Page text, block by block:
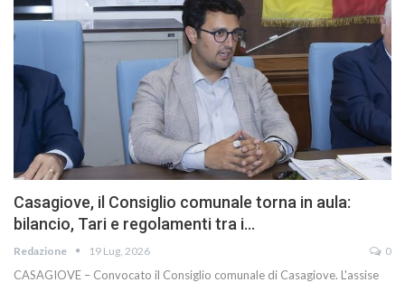
Casagiove, il Consiglio comunale torna in aula:
bilancio, Tari e regolamenti tra i…
Redazione 19 Lug, 2026 0
CASAGIOVE – Convocato il Consiglio comunale di Casagiove. L'assise